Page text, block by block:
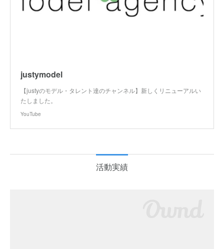
justymodel
【justyのモデル・タレント達のチャンネル】新しくリニューアルい
たしました。
YouTube
活動実績